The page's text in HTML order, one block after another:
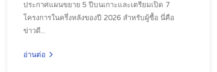
ประกาศแผนขยาย 5 ปีบนเกาะและเตรียมเปิด 7
โครงการในครึ่งหลังของปี 2026 สำหรับผู้ซื้อ นี่คือ
ข่าวดี...
อ่านต่อ